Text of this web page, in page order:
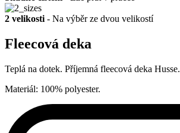
2 velikosti - Na výběr ze dvou velikostí
Fleecová deka
Teplá na dotek. Příjemná fleecová deka Husse.
Materiál: 100% polyester.